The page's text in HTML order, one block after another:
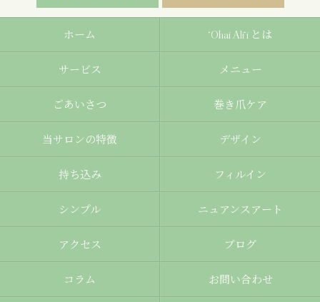
ホーム ‘Ohai Ali‘i とは
サービス メニュー
ごあいさつ 巻き爪ケア
当サロンの特徴 デザイン
持ち込み フィルイン
シンプル ニュアンスアート
アクセス ブログ
コラム お問い合わせ